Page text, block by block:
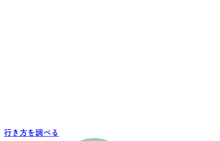
行き方を調べる